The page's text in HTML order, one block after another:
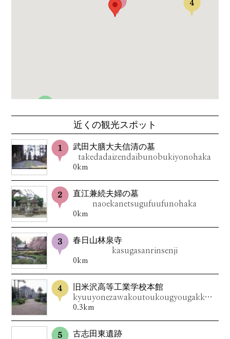
近くの観光スポット
武田大膳大夫信清の墓
takedadaizendaibunobukiyonohaka
0km
直江兼続夫婦の墓
naoekanetsugufuufunohaka
0km
春日山林泉寺
kasugasanrinsenji
0km
旧米沢高等工業学校本館
kyuuyonezawakoutoukougyougakkouhonkan
0.3km
古志田東遺跡